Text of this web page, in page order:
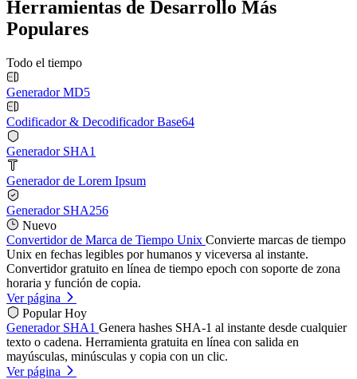
Herramientas de Desarrollo Más
Populares
Todo el tiempo
Generador MD5
Codificador & Decodificador Base64
Generador SHA1
Generador de Lorem Ipsum
Generador SHA256
Nuevo
Convertidor de Marca de Tiempo Unix Convierte marcas de tiempo
Unix en fechas legibles por humanos y viceversa al instante.
Convertidor gratuito en línea de tiempo epoch con soporte de zona
horaria y función de copia.
Ver página
Popular Hoy
Generador SHA1 Genera hashes SHA-1 al instante desde cualquier
texto o cadena. Herramienta gratuita en línea con salida en
mayúsculas, minúsculas y copia con un clic.
Ver página